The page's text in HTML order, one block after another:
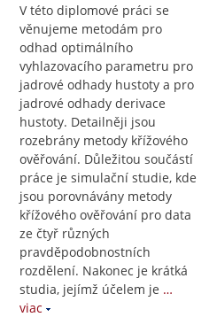
V této diplomové práci se
věnujeme metodám pro
odhad optimálního
vyhlazovacího parametru pro
jadrové odhady hustoty a pro
jadrové odhady derivace
hustoty. Detailněji jsou
rozebrány metody křížového
ověřování. Důležitou součástí
práce je simulační studie, kde
jsou porovnávány metody
křížového ověřování pro data
ze čtyř různých
pravděpodobnostních
rozdělení. Nakonec je krátká
studia, jejímž účelem je …
viac